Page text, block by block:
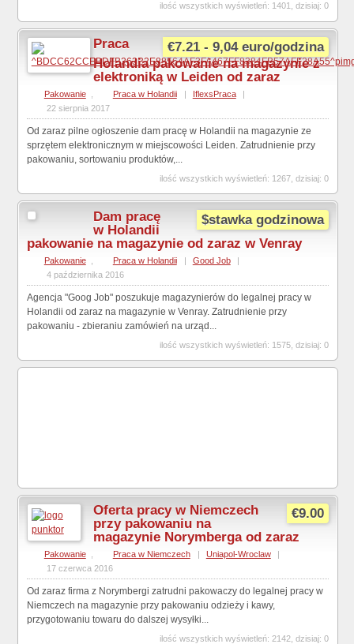
ilość wszystkich wyświetleń: 1401, dzisiaj: 0
€7.21 - 9,04 euro/godzina
Praca
Holandia pakowanie na magazynie z
elektroniką w Leiden od zaraz
Pakowanie Praca w Holandii | IflexsPraca
|
22 sierpnia 2017
Od zaraz pilne ogłoszenie dam pracę w Holandii na magazynie ze
sprzętem elektronicznym w miejscowości Leiden. Zatrudnienie przy
pakowaniu, sortowaniu produktów,...
ilość wszystkich wyświetleń: 1267, dzisiaj: 0
$stawka godzinowa
Dam pracę
w Holandii
pakowanie na magazynie od zaraz w Venray
Pakowanie Praca w Holandii | Good Job
|
4 października 2016
Agencja "Goog Job" poszukuje magazynierów do legalnej pracy w
Holandii od zaraz na magazynie w Venray. Zatrudnienie przy
pakowaniu - zbieraniu zamówień na urząd...
ilość wszystkich wyświetleń: 1575, dzisiaj: 0
€9.00
Oferta pracy w Niemczech
przy pakowaniu na
magazynie Norymberga od zaraz
Pakowanie , Praca w Niemczech Uniapol-Wroclaw
17 czerwca 2016
Od zaraz firma z Norymbergi zatrudni pakowaczy do legalnej pracy w
Niemczech na magazynie przy pakowaniu odzieży i kawy,
przygotowaniu towaru do dalszej wysyłki...
ilość wszystkich wyświetleń: 2142, dzisiaj: 0